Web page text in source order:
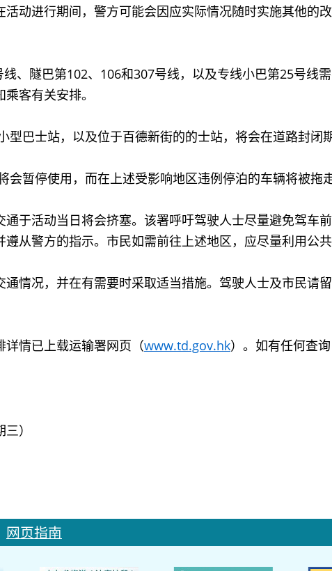
动进行期间，警方可能会因应实际情况随时实施其他的
、隧巴第102、106和307号线，以及专线小巴第25号线
客有关安排。
型巴士站，以及位于百德新街的的士站，将会在道路封闭
会暂停使用，而在上述受影响地区违例停泊的车辆将被拖
活动当日将会挤塞。该署呼吁驾驶人士尽量避免驾车
从警方的指示。市民如需前往上述地区，应尽量利用公共
况，并在有需要时采取适当措施。驾驶人士及市民请
情已上载运输署网页（www.td.gov.hk）。如有任何查询
）
网页指南